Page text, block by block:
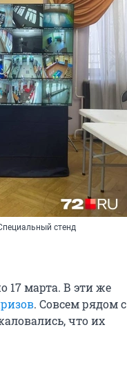
стенд
17 марта. В эти же
. Совсем рядом с
что их